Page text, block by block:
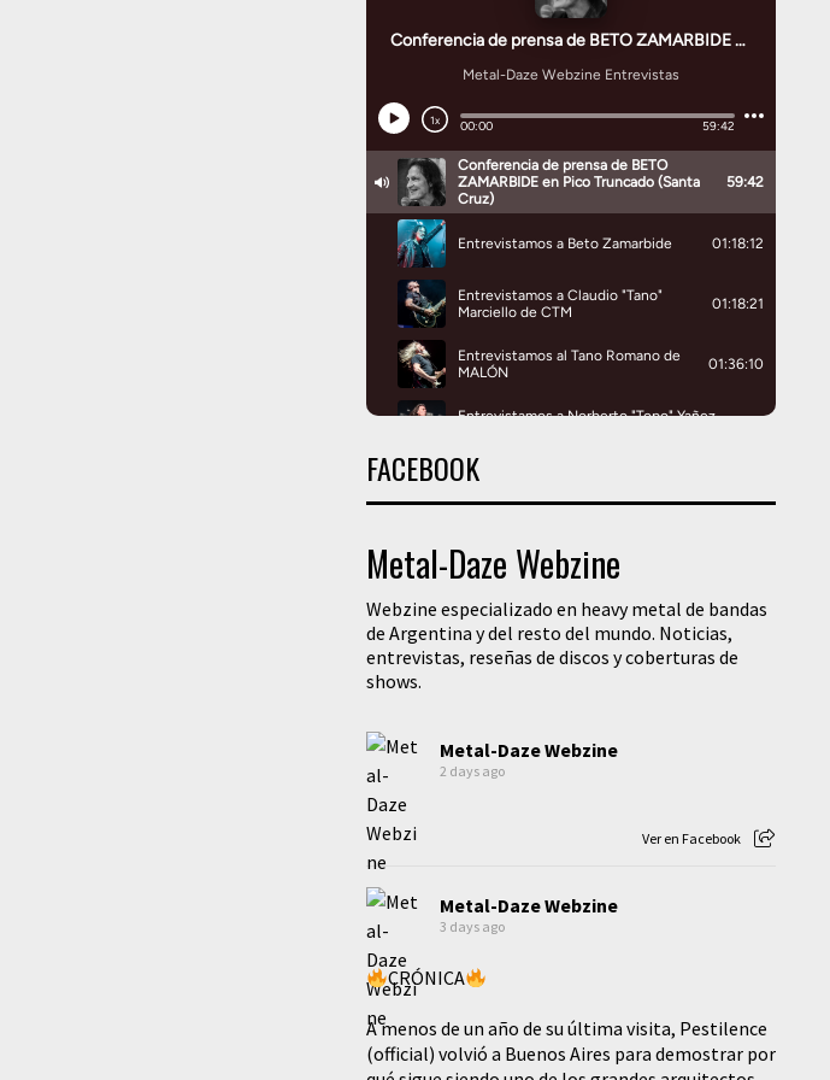
FACEBOOK
Metal-Daze Webzine
Webzine especializado en heavy metal de bandas
de Argentina y del resto del mundo. Noticias,
entrevistas, reseñas de discos y coberturas de
shows.
Metal-Daze Webzine
2 days ago
Ver en Facebook
Metal-Daze Webzine
3 days ago
CRÓNICA
A menos de un año de su última visita, Pestilence
(official) volvió a Buenos Aires para demostrar por